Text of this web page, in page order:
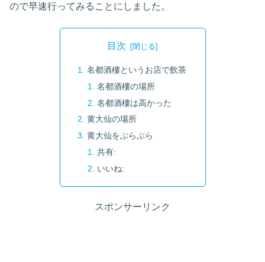
ので早速行ってみることにしました。
目次
名都酒樓というお店で飲茶
名都酒樓の場所
名都酒樓は高かった
黄大仙の場所
黄大仙をぶらぶら
共有:
いいね:
スポンサーリンク